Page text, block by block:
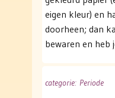
eigen kleur) en
doorheen; dan
bewaren en heb
categorie: Periode